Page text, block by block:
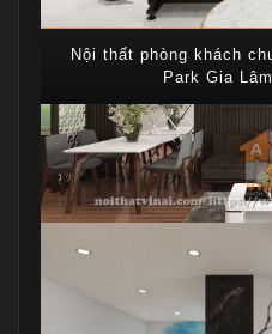
Nội thất phòng khách
Park Gia